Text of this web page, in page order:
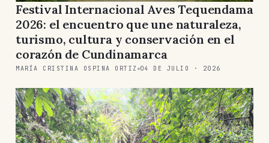
Festival Internacional Aves Tequendama
2026: el encuentro que une naturaleza,
turismo, cultura y conservación en el
corazón de Cundinamarca
MARÍA CRISTINA OSPINA ORTIZ 04 DE JULIO · 2026